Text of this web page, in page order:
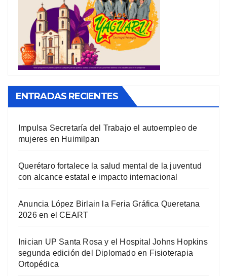
ENTRADAS RECIENTES
Impulsa Secretaría del Trabajo el autoempleo de
mujeres en Huimilpan
Querétaro fortalece la salud mental de la juventud
con alcance estatal e impacto internacional
Anuncia López Birlain la Feria Gráfica Queretana
2026 en el CEART
Inician UP Santa Rosa y el Hospital Johns Hopkins
segunda edición del Diplomado en Fisioterapia
Ortopédica